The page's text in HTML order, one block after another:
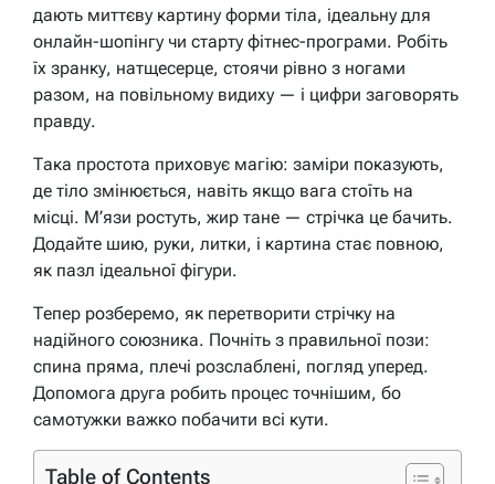
дають миттєву картину форми тіла, ідеальну для
онлайн-шопінгу чи старту фітнес-програми. Робіть
їх зранку, натщесерце, стоячи рівно з ногами
разом, на повільному видиху — і цифри заговорять
правду.
Така простота приховує магію: заміри показують,
де тіло змінюється, навіть якщо вага стоїть на
місці. М’язи ростуть, жир тане — стрічка це бачить.
Додайте шию, руки, литки, і картина стає повною,
як пазл ідеальної фігури.
Тепер розберемо, як перетворити стрічку на
надійного союзника. Почніть з правильної пози:
спина пряма, плечі розслаблені, погляд уперед.
Допомога друга робить процес точнішим, бо
самотужки важко побачити всі кути.
Table of Contents